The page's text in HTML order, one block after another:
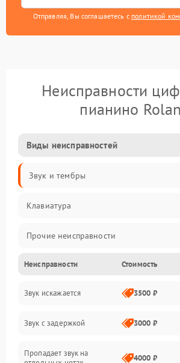
Отправляя, Вы соглашаетесь с политикой
Неисправности
пианино
Виды неисправностей
Звук и тембры
Клавиатура
Прочие неисправности
Включение и работа
Управление и электроника
Подключения и интерфейсы
Педали и стойка
Неисправности Стоимость
Звук искажается 3500 ₽
Звук с задержкой 3000 ₽
Пропадает звук на
4000 ₽